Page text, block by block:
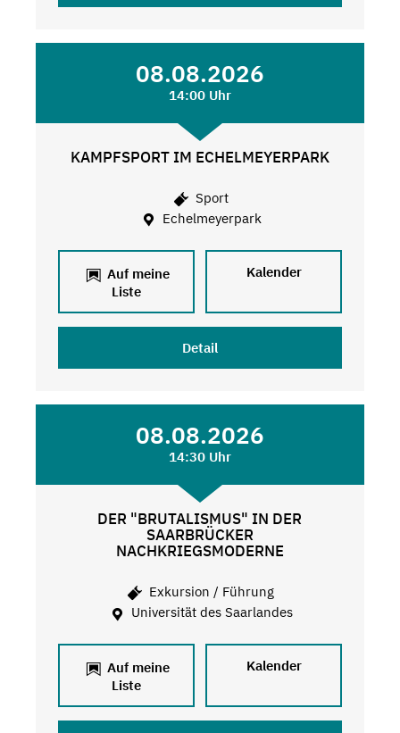
08.08.2026
14:00 Uhr
KAMPFSPORT IM ECHELMEYERPARK
Sport
Echelmeyerpark
Auf meine
Liste
Kalender
Detail
08.08.2026
14:30 Uhr
DER "BRUTALISMUS" IN DER
SAARBRÜCKER
NACHKRIEGSMODERNE
Exkursion / Führung
Universität des Saarlandes
Auf meine
Liste
Kalender